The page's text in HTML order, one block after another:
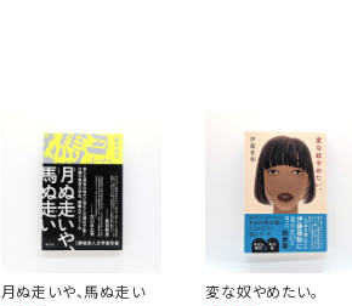
月ぬ走いや、馬ぬ走い 変な奴やめたい。